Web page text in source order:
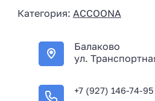
a
7
Категория: ACCOONA
Балаково
ул.
+7 (927) 146-74-95